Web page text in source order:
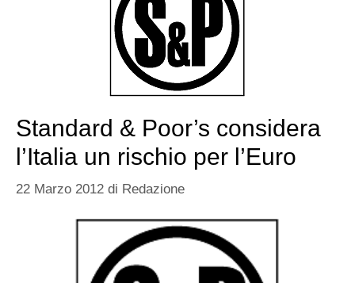
Standard & Poor’s considera
l’Italia un rischio per l’Euro
22 Marzo 2012 di Redazione